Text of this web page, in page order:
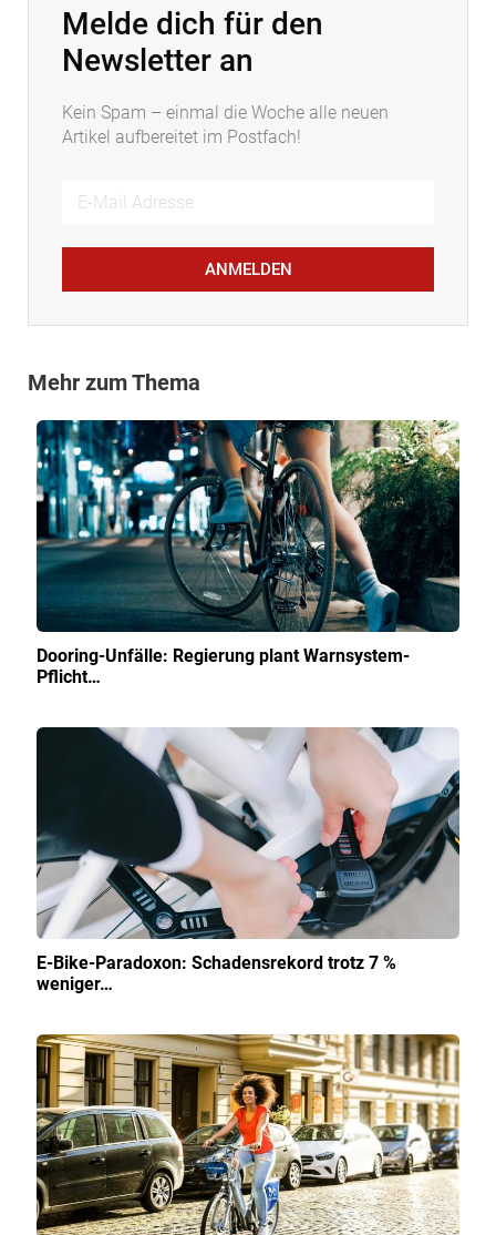
Melde dich für den
Newsletter an
Kein Spam – einmal die Woche alle neuen
Artikel aufbereitet im Postfach!
ANMELDEN
Mehr zum Thema
Dooring-Unfälle: Regierung plant Warnsystem-
Pflicht…
E-Bike-Paradoxon: Schadensrekord trotz 7 %
weniger…